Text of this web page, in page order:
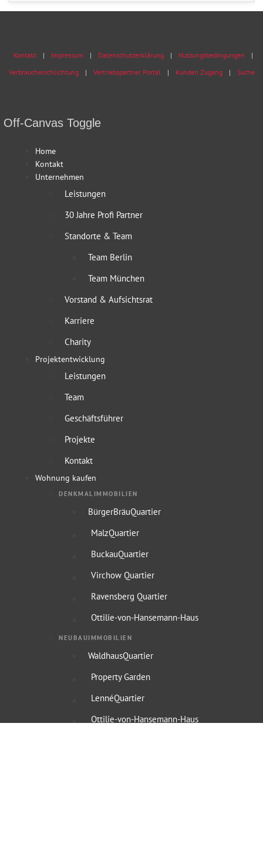
Kontakt Impressum Datenschutzerklärung
Nutzungsbedingungen
Verbraucherschlichtung
Vertriebspartner Portal Kunden Zugang Suche
Off-Canvas Toggle
Home
Kontakt
Unternehmen
Leistungen
30 Jahre Profi Partner
Standorte & Team
Team Berlin
Team München
Vorstand & Aufsichtsrat
Karriere
Charity
Projektentwicklung
Leistungen
Team
Geschäftsführer
Projekte
Kontakt
Wohnung kaufen
DENKMALIMMOBILIEN
BürgerBräuQuartier
MalzQuartier
BuckauQuartier
Virchow Quartier
Ravensberg Quartier
Ottilie-von-Hansemann-Haus
NEUBAUIMMOBILIEN
WaldhausQuartier
Property Garden
LennéQuartier
Ottilie-von-Hansemann-Haus